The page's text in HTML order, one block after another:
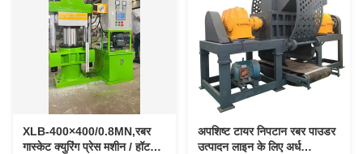
XLB-400×400/0.8MN,रबर
गास्केट क्युरिंग प्रेस मशीन / हॉट
अपशिष्ट टायर निपटान रबर पाउडर
उत्पादन लाइन के लिए अर्ध